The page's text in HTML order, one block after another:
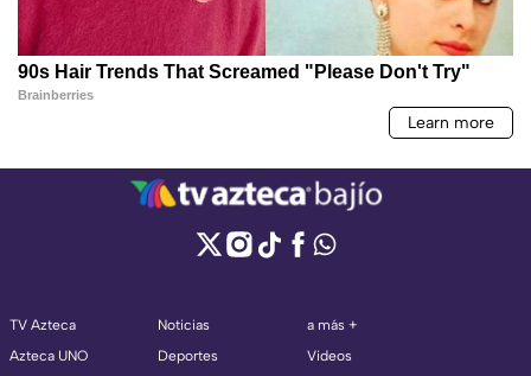
TV Azteca
Azteca UNO
Noticias
Deportes
a más +
Videos